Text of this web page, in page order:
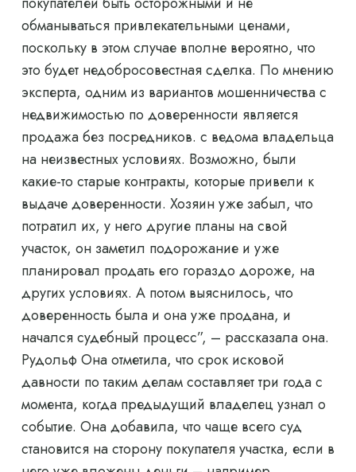
обманываться привлекательными ценами,
поскольку в этом случае вполне вероятно, что
это будет недобросовестная сделка. По мнению
эксперта, одним из вариантов мошенничества с
недвижимостью по доверенности является
продажа без посредников. с ведома владельца
на неизвестных условиях. Возможно, были
какие-то старые контракты, которые привели к
выдаче доверенности. Хозяин уже забыл, что
потратил их, у него другие планы на свой
участок, он заметил подорожание и уже
планировал продать его гораздо дороже, на
других условиях. А потом выяснилось, что
доверенность была и она уже продана, и
начался судебный процесс”, – рассказала она.
Рудольф Она отметила, что срок исковой
давности по таким делам составляет три года с
момента, когда предыдущий владелец узнал о
событие. Она добавила, что чаще всего суд
становится на сторону покупателя участка, если в